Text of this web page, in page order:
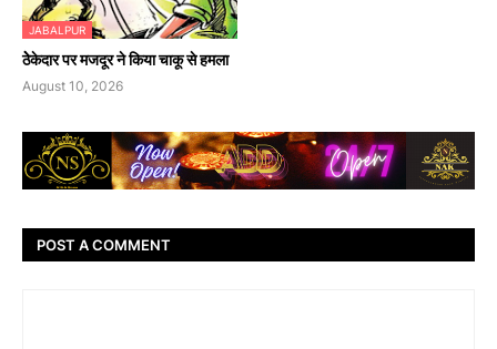
JABALPUR
ठेेकेदार पर मजदूर ने किया चाकू से हमला
August 10, 2026
POST A COMMENT